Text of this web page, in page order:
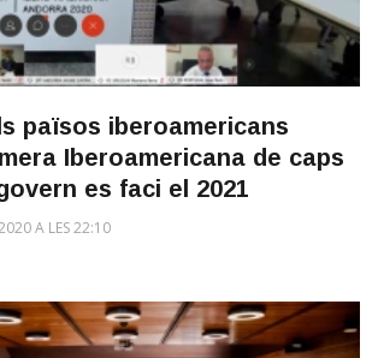
països iberoamericans
Iberoamericana de caps
es faci el 2021
A LES 22:10